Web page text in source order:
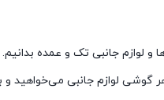
و لوازم جانبی تک و عمده
لوازم جانبی می‌خواهید و